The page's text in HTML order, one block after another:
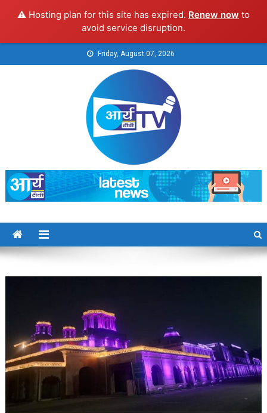
⚠️ Hosting plan for this site has expired. Renew now to
avoid service disruption.
to
Friday, August 07, 2026
Arya TV